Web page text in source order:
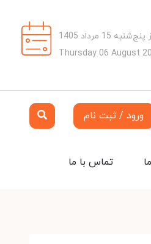
15 مرداد 1405
Thursday 06 August
ورود / ثبت نام
تماس با ما